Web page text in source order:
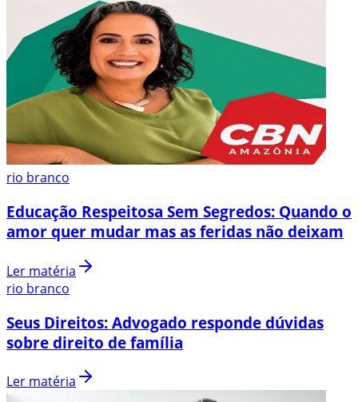
rio branco
Educação Respeitosa Sem Segredos: Quando o
amor quer mudar mas as feridas não deixam
Ler matéria
rio branco
Seus Direitos: Advogado responde dúvidas
sobre direito de família
Ler matéria